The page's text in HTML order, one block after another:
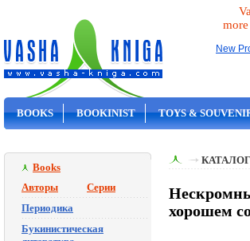
New
BOOKS BOOKINIST TOYS &
Books
Авторы
Серии
Периодика
Букинистическая
КАТАЛОГ
хорошем